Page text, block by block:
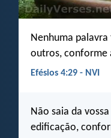
Nenhuma
outros, conforme
Efésios 4:29 - NVI
Não saia da
edificação,